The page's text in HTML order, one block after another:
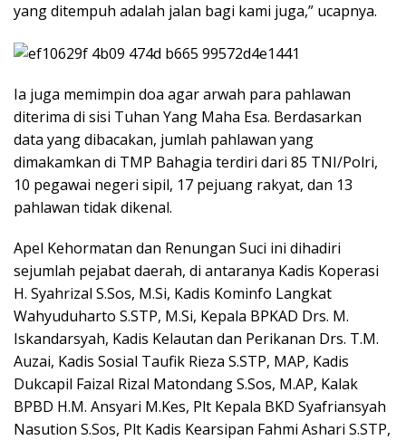
yang ditempuh adalah jalan bagi kami juga,” ucapnya.
Ia juga memimpin doa agar arwah para pahlawan
diterima di sisi Tuhan Yang Maha Esa. Berdasarkan
data yang dibacakan, jumlah pahlawan yang
dimakamkan di TMP Bahagia terdiri dari 85 TNI/Polri,
10 pegawai negeri sipil, 17 pejuang rakyat, dan 13
pahlawan tidak dikenal.
Apel Kehormatan dan Renungan Suci ini dihadiri
sejumlah pejabat daerah, di antaranya Kadis Koperasi
H. Syahrizal S.Sos, M.Si, Kadis Kominfo Langkat
Wahyuduharto S.STP, M.Si, Kepala BPKAD Drs. M.
Iskandarsyah, Kadis Kelautan dan Perikanan Drs. T.M.
Auzai, Kadis Sosial Taufik Rieza S.STP, MAP, Kadis
Dukcapil Faizal Rizal Matondang S.Sos, M.AP, Kalak
BPBD H.M. Ansyari M.Kes, Plt Kepala BKD Syafriansyah
Nasution S.Sos, Plt Kadis Kearsipan Fahmi Ashari S.STP,